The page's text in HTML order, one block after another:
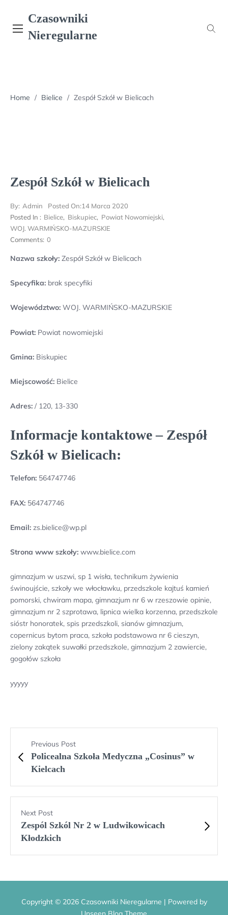
content
Czasowniki
Nieregularne
Home / Bielice / Zespół Szkół w Bielicach
Zespół Szkół w Bielicach
By: Admin Posted On:14 Marca 2020
Posted In : Bielice, Biskupiec, Powiat Nowomiejski,
WOJ. WARMIŃSKO-MAZURSKIE
Comments: 0
Nazwa szkoły: Zespół Szkół w Bielicach
Specyfika: brak specyfiki
Województwo: WOJ. WARMIŃSKO-MAZURSKIE
Powiat: Powiat nowomiejski
Gmina: Biskupiec
Miejscowość: Bielice
Adres: / 120, 13-330
Informacje kontaktowe – Zespół
Szkół w Bielicach:
Telefon: 564747746
FAX: 564747746
Email: zs.bielice@wp.pl
Strona www szkoły: www.bielice.com
gimnazjum w uszwi, sp 1 wisła, technikum żywienia
świnoujście, szkoły we włocławku, przedszkole kajtuś kamień
pomorski, chwiram mapa, gimnazjum nr 6 w rzeszowie opinie,
gimnazjum nr 2 szprotawa, lipnica wielka korzenna, przedszkole
sióstr honoratek, spis przedszkoli, sianów gimnazjum,
copernicus bytom praca, szkoła podstawowa nr 6 cieszyn,
zielony zakątek suwałki przedszkole, gimnazjum 2 zawiercie,
gogołów szkoła
yyyyy
Previous Post
Policealna Szkoła Medyczna „Cosinus” w
Kielcach
Next Post
Zespól Szkól Nr 2 w Ludwikowicach
Kłodzkich
Copyright © 2026 Czasowniki Nieregularne | Powered by